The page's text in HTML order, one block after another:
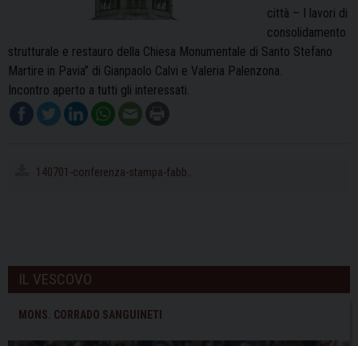
città – I lavori di
consolidamento
strutturale e restauro della Chiesa Monumentale di Santo Stefano
Martire in Pavia” di Gianpaolo Calvi e Valeria Palenzona.
Incontro aperto a tutti gli interessati.
140701-conferenza-stampa-fabb..
IL VESCOVO
MONS. CORRADO SANGUINETI